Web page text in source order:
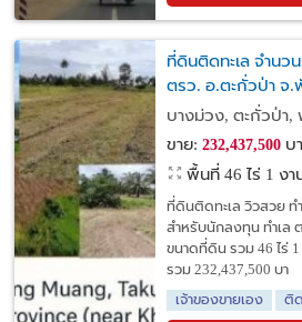
ที่ดินติดทะเล จำนว
ตรว. อ.ตะกั่วป่า จ.
บางม่วง, ตะกั่วป่า,
ขาย: 232,437,500บ
พื้นที่ 46 ไร่ 1 งา
ที่ดินติดทะเล วิวสวย ท
สำหรับนักลงทุน ทำเล
ขนาดที่ดิน รวม 46 ไร่ 1
รวม 232,437,500 บา
เจ้าของขายเอง
ติ